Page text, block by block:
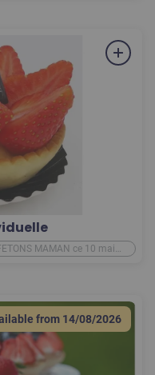
MAMAN ce 10 mai
from 14/08/2026